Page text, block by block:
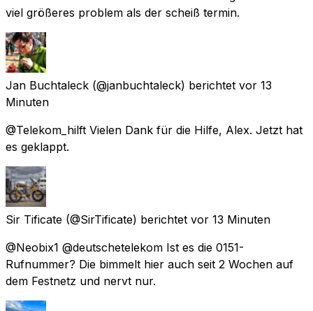
viel größeres problem als der scheiß termin.
Jan Buchtaleck (@janbuchtaleck) berichtet vor 13
Minuten
@Telekom_hilft Vielen Dank für die Hilfe, Alex. Jetzt hat
es geklappt.
Sir Tificate (@SirTificate) berichtet vor 13 Minuten
@Neobix1 @deutschetelekom Ist es die 0151-
Rufnummer? Die bimmelt hier auch seit 2 Wochen auf
dem Festnetz und nervt nur.